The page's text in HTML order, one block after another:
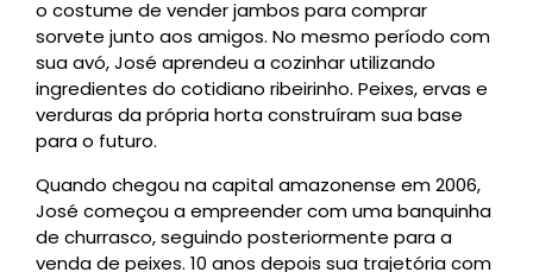
o costume de vender jambos para comprar
sorvete junto aos amigos. No mesmo período com
sua avó, José aprendeu a cozinhar utilizando
ingredientes do cotidiano ribeirinho. Peixes, ervas e
verduras da própria horta construíram sua base
para o futuro.
Quando chegou na capital amazonense em 2006,
José começou a empreender com uma banquinha
de churrasco, seguindo posteriormente para a
venda de peixes. 10 anos depois sua trajetória com